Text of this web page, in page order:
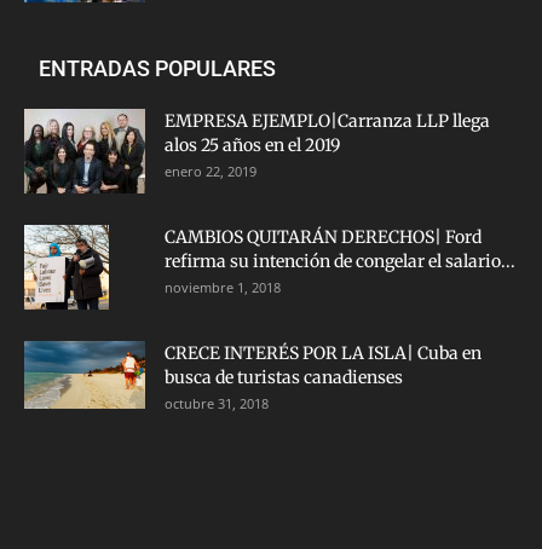
ENTRADAS POPULARES
EMPRESA EJEMPLO|Carranza LLP llega
alos 25 años en el 2019
enero 22, 2019
CAMBIOS QUITARÁN DERECHOS| Ford
refirma su intención de congelar el salario...
noviembre 1, 2018
CRECE INTERÉS POR LA ISLA| Cuba en
busca de turistas canadienses
octubre 31, 2018